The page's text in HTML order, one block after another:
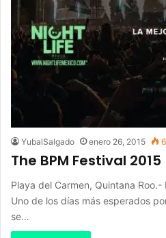
YubalSalgado enero 26, 2015
The BPM Festival
Playa del Carmen, Quintana
Uno de los días más esperados
se…